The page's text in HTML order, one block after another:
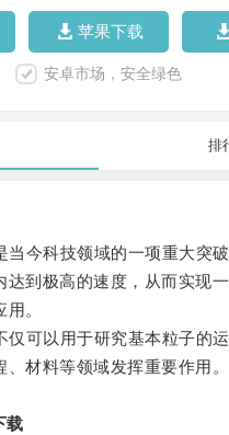
苹果下载
安卓市场，安全绿色
排
今科技领域的一项重大突破
达到极高的速度，从而实现
。
可以用于研究基本粒子的
材料等领域发挥重要作用。
载